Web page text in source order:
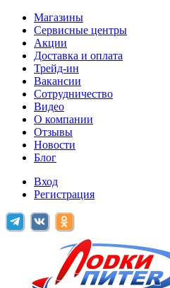
Магазины
Сервисные центры
Акции
Доставка и оплата
Трейд-ин
Вакансии
Сотрудничество
Видео
О компании
Отзывы
Новости
Блог
Вход
Регистрация